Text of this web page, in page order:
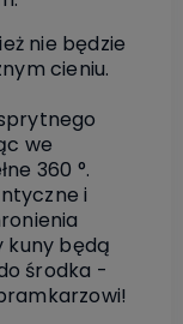
nie będzie
cieniu.
we
360 °.
i
kuny będą
środka -